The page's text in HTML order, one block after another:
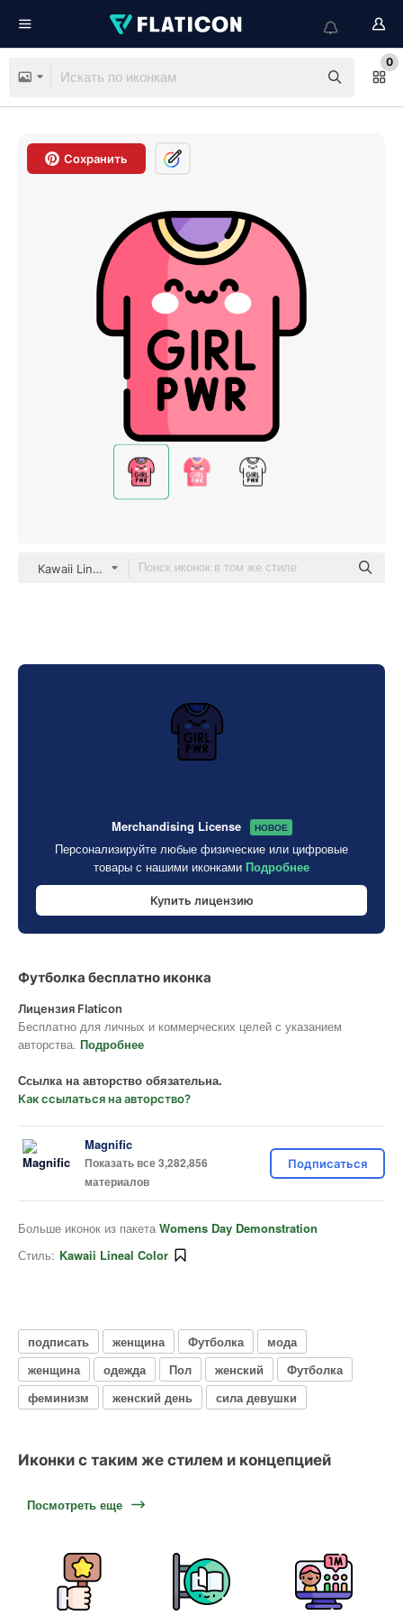
0
Сохранить
Kawaii Lineal color
Merchandising License НОВОЕ
Персонализируйте любые физические или цифровые
товары с нашими иконками Подробнее
Купить лицензию
Футболка бесплатно иконка
Лицензия Flaticon
Бесплатно для личных и коммерческих целей с указанием
авторства. Подробнее
Ссылка на авторство обязательна.
Как ссылаться на авторство?
Magnific
Показать все 3,282,856
материалов
Подписаться
Больше иконок из пакета Womens Day Demonstration
Стиль: Kawaii Lineal Color
подписать женщина Футболка
мода
женщина
одежда Пол женский
Футболка
феминизм
женский день сила девушки
Иконки с таким же стилем и концепцией
Посмотреть еще